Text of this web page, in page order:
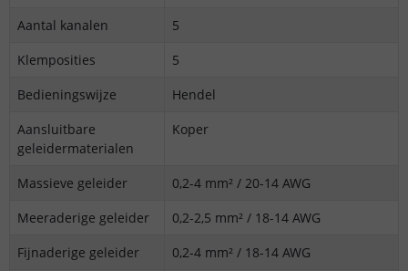
Aantal kanalen
5
Klemposities
5
Bedieningswijze
Hendel
Aansluitbare
geleidermaterialen
Koper
Massieve geleider
0,2-4 mm² / 20-14 AWG
Meeraderige geleider
0,2-2,5 mm² / 18-14 AWG
Fijnaderige geleider
0,2-4 mm² / 18-14 AWG